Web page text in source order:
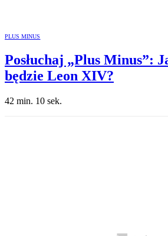
PLUS MINUS
Posłuchaj „Plus Minus”:
będzie Leon XIV?
42 min. 10 sek.